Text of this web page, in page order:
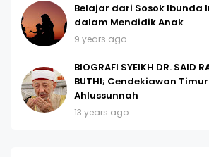
Belajar dari Sosok Ibunda
dalam Mendidik Anak
9 years ago
BIOGRAFI SYEIKH DR. SAID
BUTHI; Cendekiawan
Ahlussunnah
13 years ago